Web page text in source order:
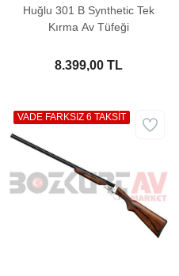
Huğlu 301 B Synthetic Tek
Kırma Av Tüfeği
8.399,00 TL
VADE FARKSIZ 6 TAKSİT